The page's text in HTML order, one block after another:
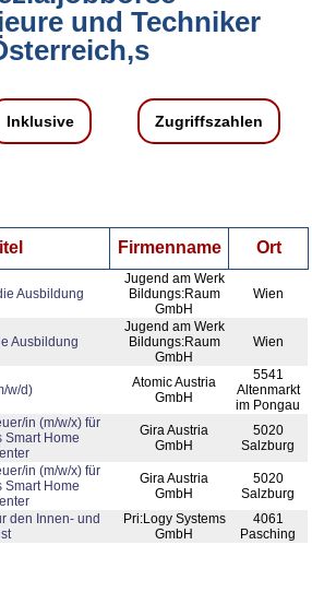
und Techniker
Inklusive Zugriffszahlen
Firmenname Ort
Ausbildung
Jugend am Werk
Bildungs:Raum
GmbH
Wien
Ausbildung
Jugend am Werk
Bildungs:Raum
GmbH
Wien
w/d)
Atomic Austria
GmbH
5541
Altenmarkt
im Pongau
in (m/w/x) für
Smart Home
Gira Austria
GmbH
5020
Salzburg
in (m/w/x) für
Smart Home
Gira Austria
GmbH
5020
Salzburg
den Innen- und
Pri:Logy Systems
GmbH
4061
Pasching